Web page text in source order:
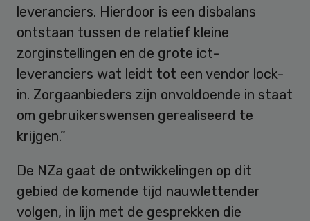
leveranciers. Hierdoor is een disbalans
ontstaan tussen de relatief kleine
zorginstellingen en de grote ict-
leveranciers wat leidt tot een vendor lock-
in. Zorgaanbieders zijn onvoldoende in staat
om gebruikerswensen gerealiseerd te
krijgen.”
De NZa gaat de ontwikkelingen op dit
gebied de komende tijd nauwlettender
volgen, in lijn met de gesprekken die